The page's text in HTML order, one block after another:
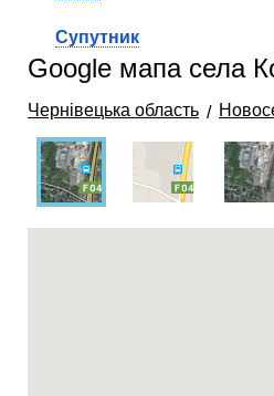
Супутник
Google мапа села
Чернівецька область